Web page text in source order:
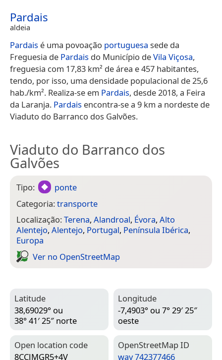
Pardais
aldeia
Pardais é uma povoação portuguesa sede da
Freguesia de Pardais do Município deVila Viçosa,
freguesia com 17,83 km² de área e 457 habitantes,
tendo, por isso, uma densidade populacional de 25,6
hab./km². Realiza-se em Pardais, desde 2018, a Feira
da Laranja. Pardais encontra-se a 9 km a nordeste de
Viaduto do Barranco dos Galvões.
Viaduto do Barranco dos
Galvões
Tipo:
ponte
Categoria:transporte
Localização:Terena, Alandroal, Évora, Alto
Alentejo, Alentejo, Portugal, Península Ibérica,
Europa
Ver no Open­Street­Map
Latitude
38,69029° ou
38° 41′ 25″ norte
Longitude
-7,4903° ou 7° 29′ 25″
oeste
Open location code
8CCJMGR5+4V
Open­Street­Map ID
way 742377466